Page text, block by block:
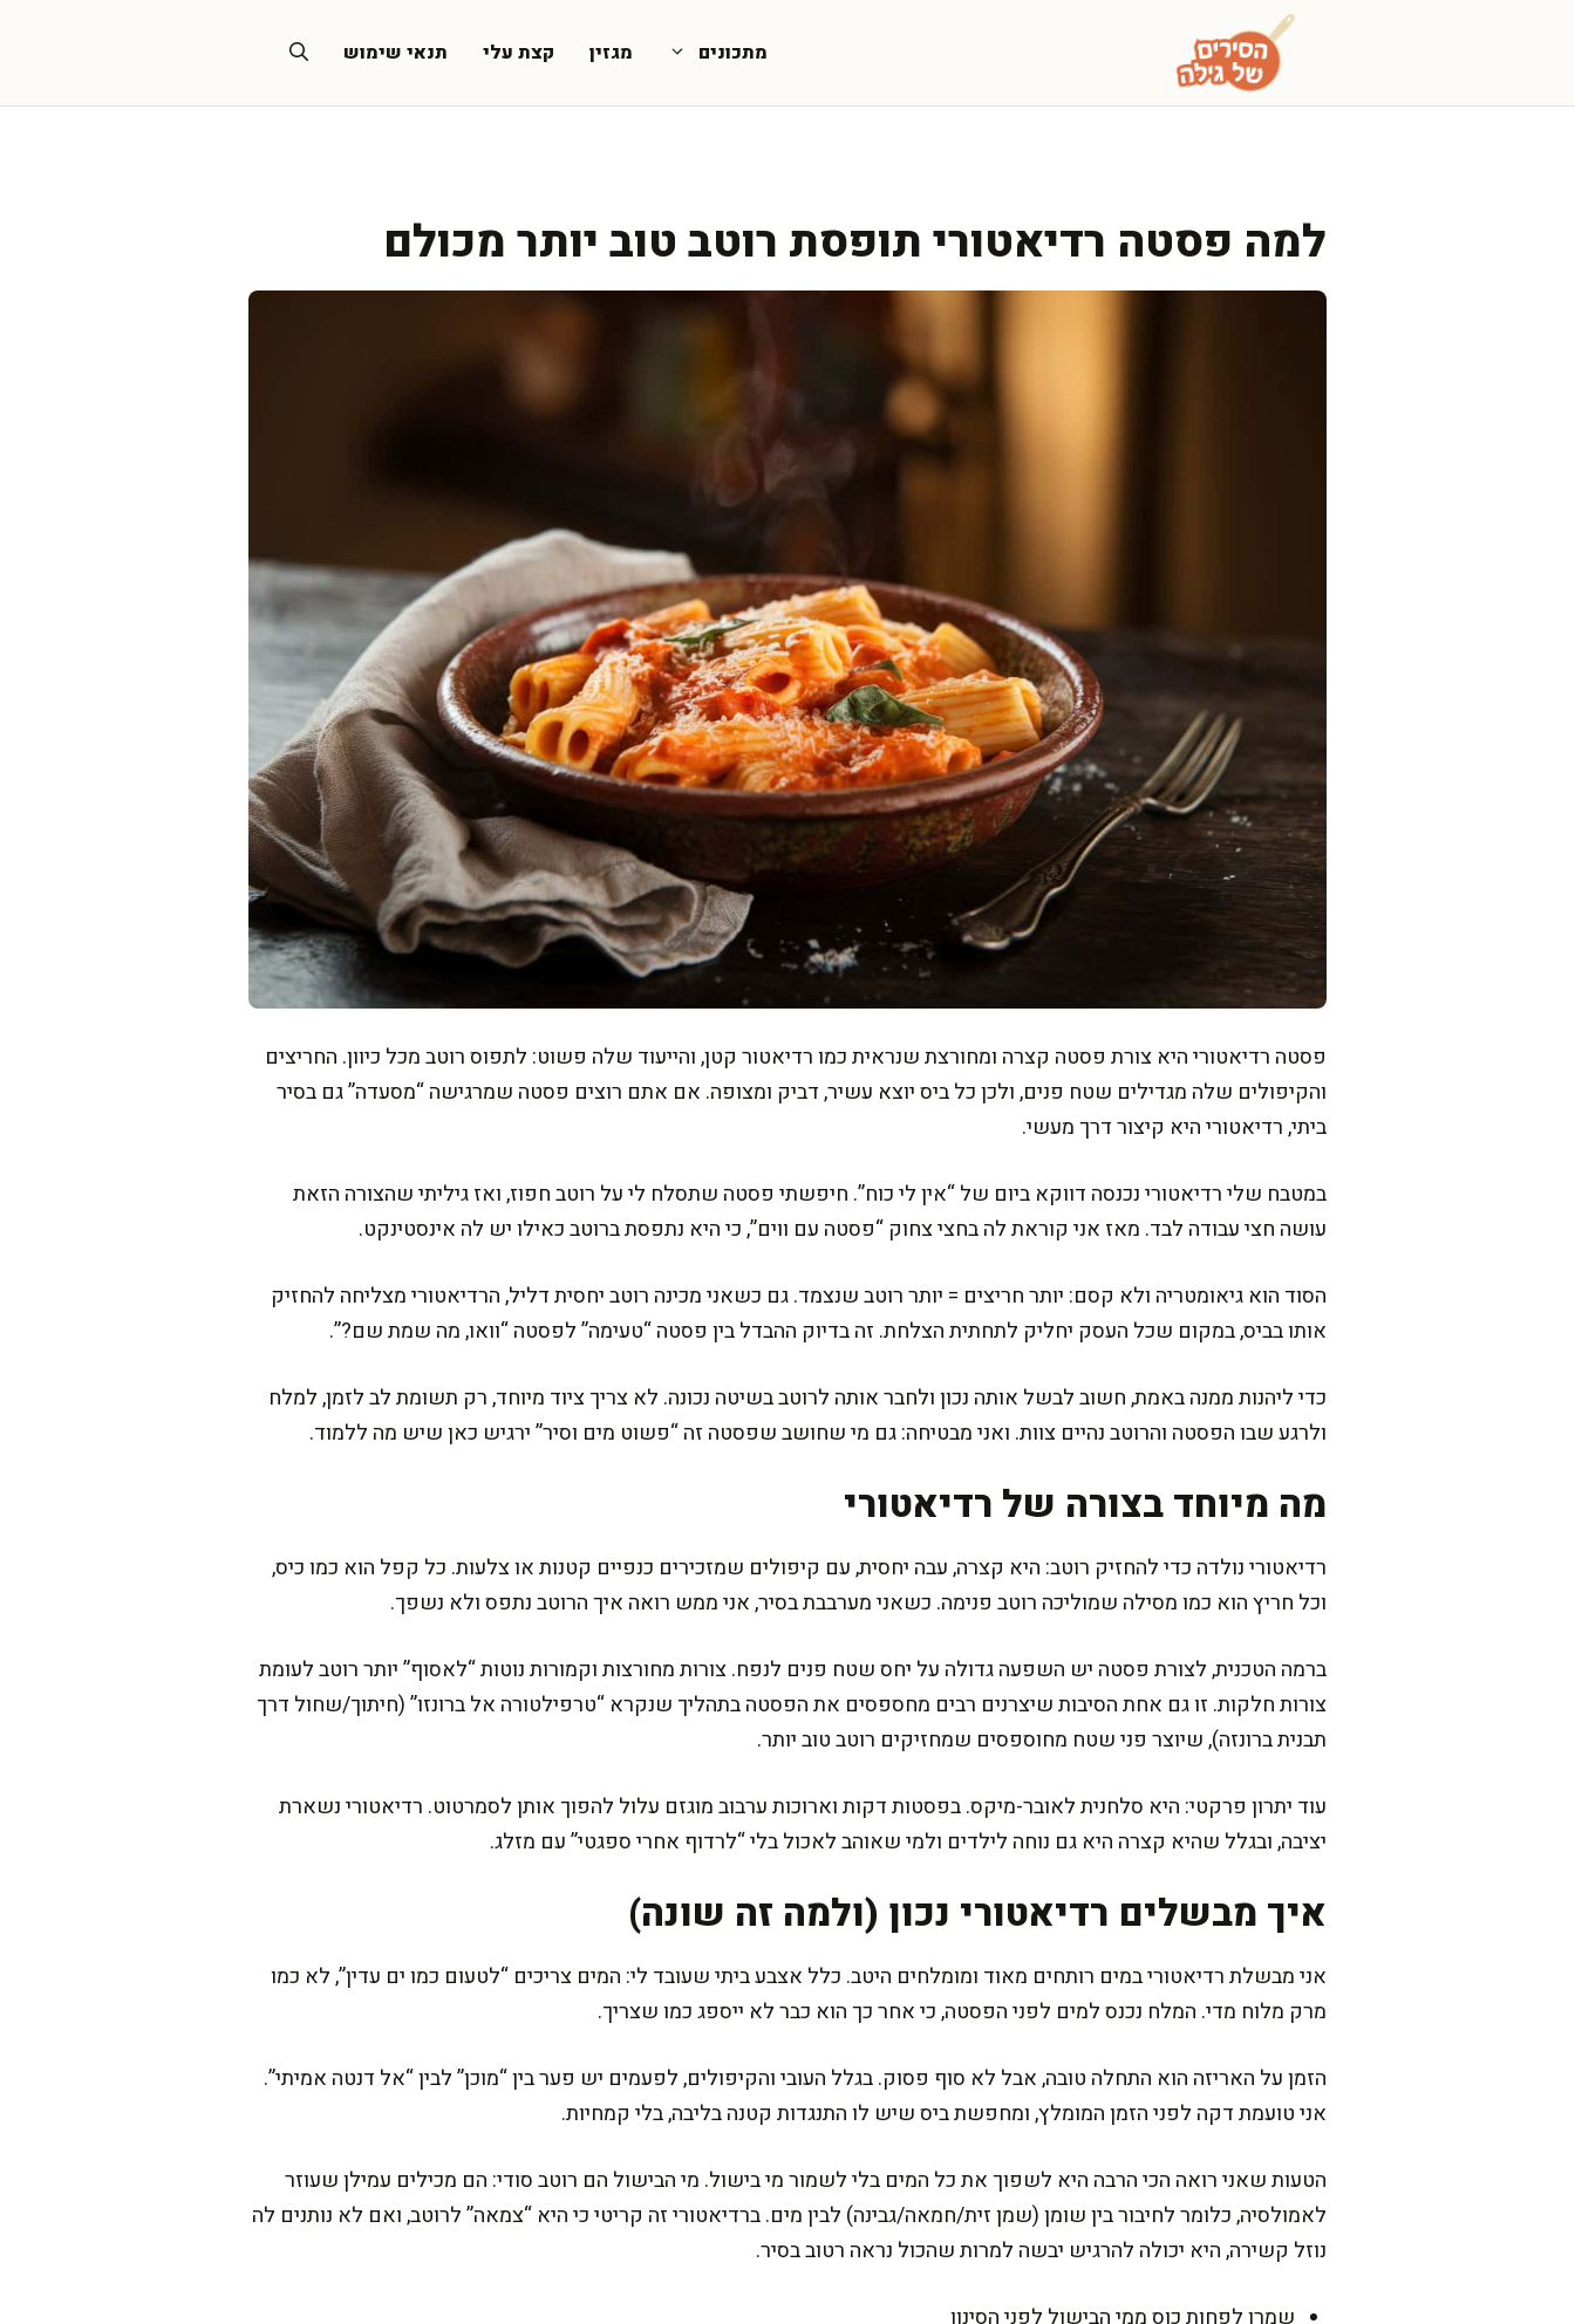
מתכונים מגזין קצת עלי תנאי שימוש
למה פסטה רדיאטורי תופסת רוטב טוב יותר מכולם
פסטה רדיאטורי היא צורת פסטה קצרה ומחורצת שנראית כמו רדיאטור קטן, והייעוד שלה פשוט: לתפוס רוטב מכל כיוון. החריצים
והקיפולים שלה מגדילים שטח פנים, ולכן כל ביס יוצא עשיר, דביק ומצופה. אם אתם רוצים פסטה שמרגישה “מסעדה” גם בסיר
ביתי, רדיאטורי היא קיצור דרך מעשי.
במטבח שלי רדיאטורי נכנסה דווקא ביום של “אין לי כוח”. חיפשתי פסטה שתסלח לי על רוטב חפוז, ואז גיליתי שהצורה הזאת
עושה חצי עבודה לבד. מאז אני קוראת לה בחצי צחוק “פסטה עם ווים”, כי היא נתפסת ברוטב כאילו יש לה אינסטינקט.
הסוד הוא גיאומטריה ולא קסם: יותר חריצים = יותר רוטב שנצמד. גם כשאני מכינה רוטב יחסית דליל, הרדיאטורי מצליחה להחזיק
אותו בביס, במקום שכל העסק יחליק לתחתית הצלחת. זה בדיוק ההבדל בין פסטה “טעימה” לפסטה “וואו, מה שמת שם?”.
כדי ליהנות ממנה באמת, חשוב לבשל אותה נכון ולחבר אותה לרוטב בשיטה נכונה. לא צריך ציוד מיוחד, רק תשומת לב לזמן, למלח
ולרגע שבו הפסטה והרוטב נהיים צוות. ואני מבטיחה: גם מי שחושב שפסטה זה “פשוט מים וסיר” ירגיש כאן שיש מה ללמוד.
מה מיוחד בצורה של רדיאטורי
רדיאטורי נולדה כדי להחזיק רוטב: היא קצרה, עבה יחסית, עם קיפולים שמזכירים כנפיים קטנות או צלעות. כל קפל הוא כמו כיס,
וכל חריץ הוא כמו מסילה שמוליכה רוטב פנימה. כשאני מערבבת בסיר, אני ממש רואה איך הרוטב נתפס ולא נשפך.
ברמה הטכנית, לצורת פסטה יש השפעה גדולה על יחס שטח פנים לנפח. צורות מחורצות וקמורות נוטות “לאסוף” יותר רוטב לעומת
צורות חלקות. זו גם אחת הסיבות שיצרנים רבים מחספסים את הפסטה בתהליך שנקרא “טרפילטורה אל ברונזו” (חיתוך/שחול דרך
תבנית ברונזה), שיוצר פני שטח מחוספסים שמחזיקים רוטב טוב יותר.
עוד יתרון פרקטי: היא סלחנית לאובר-מיקס. בפסטות דקות וארוכות ערבוב מוגזם עלול להפוך אותן לסמרטוט. רדיאטורי נשארת
יציבה, ובגלל שהיא קצרה היא גם נוחה לילדים ולמי שאוהב לאכול בלי “לרדוף אחרי ספגטי” עם מזלג.
איך מבשלים רדיאטורי נכון (ולמה זה שונה)
אני מבשלת רדיאטורי במים רותחים מאוד ומומלחים היטב. כלל אצבע ביתי שעובד לי: המים צריכים “לטעום כמו ים עדין”, לא כמו
מרק מלוח מדי. המלח נכנס למים לפני הפסטה, כי אחר כך הוא כבר לא ייספג כמו שצריך.
הזמן על האריזה הוא התחלה טובה, אבל לא סוף פסוק. בגלל העובי והקיפולים, לפעמים יש פער בין “מוכן” לבין “אל דנטה אמיתי”.
אני טועמת דקה לפני הזמן המומלץ, ומחפשת ביס שיש לו התנגדות קטנה בליבה, בלי קמחיות.
הטעות שאני רואה הכי הרבה היא לשפוך את כל המים בלי לשמור מי בישול. מי הבישול הם רוטב סודי: הם מכילים עמילן שעוזר
לאמולסיה, כלומר לחיבור בין שומן (שמן זית/חמאה/גבינה) לבין מים. ברדיאטורי זה קריטי כי היא “צמאה” לרוטב, ואם לא נותנים לה
נוזל קשירה, היא יכולה להרגיש יבשה למרות שהכול נראה רטוב בסיר.